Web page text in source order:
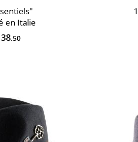
en Italie
.50